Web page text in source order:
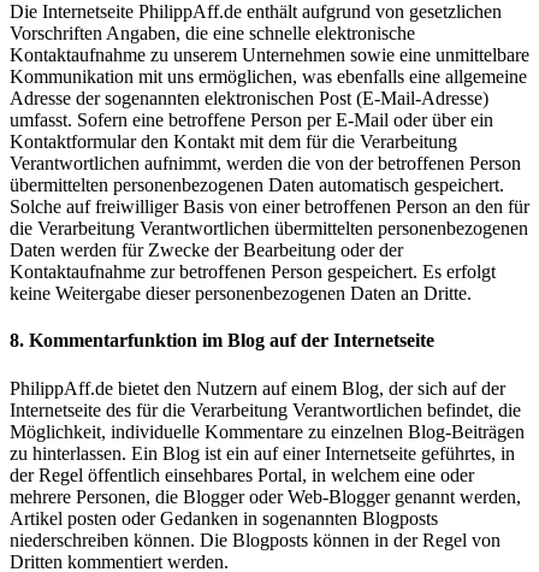
Die Internetseite PhilippAff.de enthält aufgrund von gesetzlichen
Vorschriften Angaben, die eine schnelle elektronische
Kontaktaufnahme zu unserem Unternehmen sowie eine unmittelbare
Kommunikation mit uns ermöglichen, was ebenfalls eine allgemeine
Adresse der sogenannten elektronischen Post (E-Mail-Adresse)
umfasst. Sofern eine betroffene Person per E-Mail oder über ein
Kontaktformular den Kontakt mit dem für die Verarbeitung
Verantwortlichen aufnimmt, werden die von der betroffenen Person
übermittelten personenbezogenen Daten automatisch gespeichert.
Solche auf freiwilliger Basis von einer betroffenen Person an den für
die Verarbeitung Verantwortlichen übermittelten personenbezogenen
Daten werden für Zwecke der Bearbeitung oder der
Kontaktaufnahme zur betroffenen Person gespeichert. Es erfolgt
keine Weitergabe dieser personenbezogenen Daten an Dritte.
8. Kommentarfunktion im Blog auf der Internetseite
PhilippAff.de bietet den Nutzern auf einem Blog, der sich auf der
Internetseite des für die Verarbeitung Verantwortlichen befindet, die
Möglichkeit, individuelle Kommentare zu einzelnen Blog-Beiträgen
zu hinterlassen. Ein Blog ist ein auf einer Internetseite geführtes, in
der Regel öffentlich einsehbares Portal, in welchem eine oder
mehrere Personen, die Blogger oder Web-Blogger genannt werden,
Artikel posten oder Gedanken in sogenannten Blogposts
niederschreiben können. Die Blogposts können in der Regel von
Dritten kommentiert werden.